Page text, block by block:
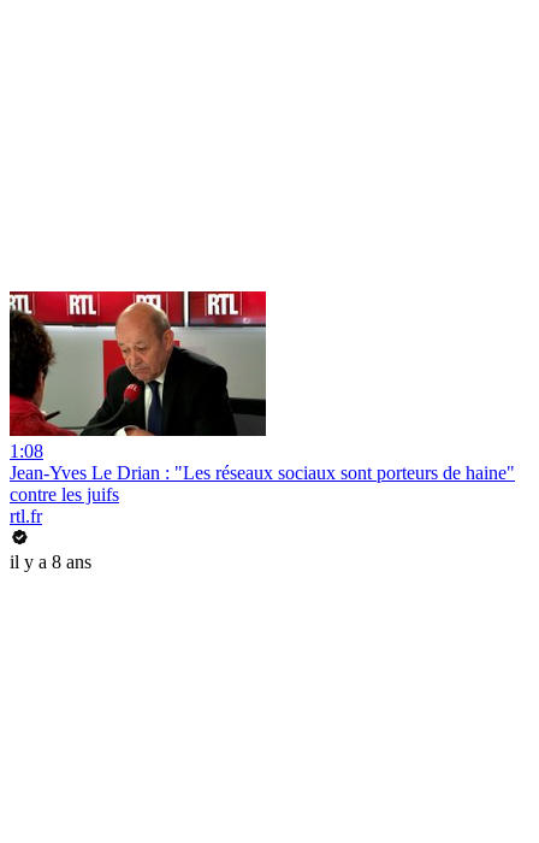
1:08
Jean-Yves Le Drian : "Les réseaux sociaux sont porteurs de haine"
contre les juifs
rtl.fr
il y a 8 ans